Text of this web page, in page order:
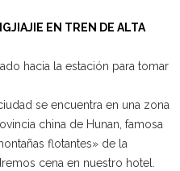
EN TREN DE ALTA
hacia la estación para tomar
se encuentra en una zona
china de Hunan, famosa
flotantes» de la
cena en nuestro hotel.